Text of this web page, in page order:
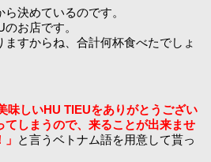
決めているのです。
お店です。
ますからね、合計何杯食べたでしょ
味しいHU TIEUをありがとうござい
てしまうので、来ることが出来ませ
と言うベトナム語を用意して貰っ